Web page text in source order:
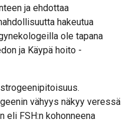
ja ehdottaa
hakeutua
ole tapana
ja Käypä hoito -
vähyys näkyy veressä
eli FSH:n kohonneena